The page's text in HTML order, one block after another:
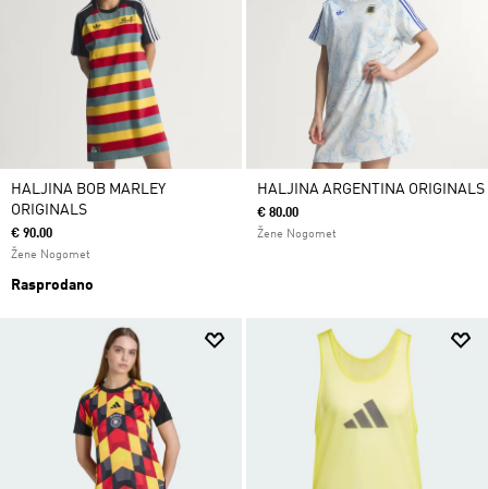
HALJINA BOB MARLEY
ORIGINALS
€ 90.00
Žene Nogomet
Rasprodano
HALJINA ARGENTINA ORIGINALS
€ 80.00
Žene Nogomet